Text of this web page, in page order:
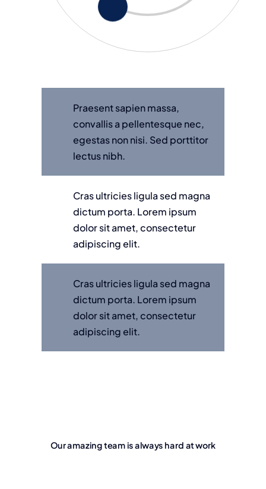
Praesent sapien massa,
convallis a pellentesque nec,
egestas non nisi. Sed porttitor
lectus nibh.
Cras ultricies ligula sed magna
dictum porta. Lorem ipsum
dolor sit amet, consectetur
adipiscing elit.
Cras ultricies ligula sed magna
dictum porta. Lorem ipsum
dolor sit amet, consectetur
adipiscing elit.
Our amazing team is always hard at work